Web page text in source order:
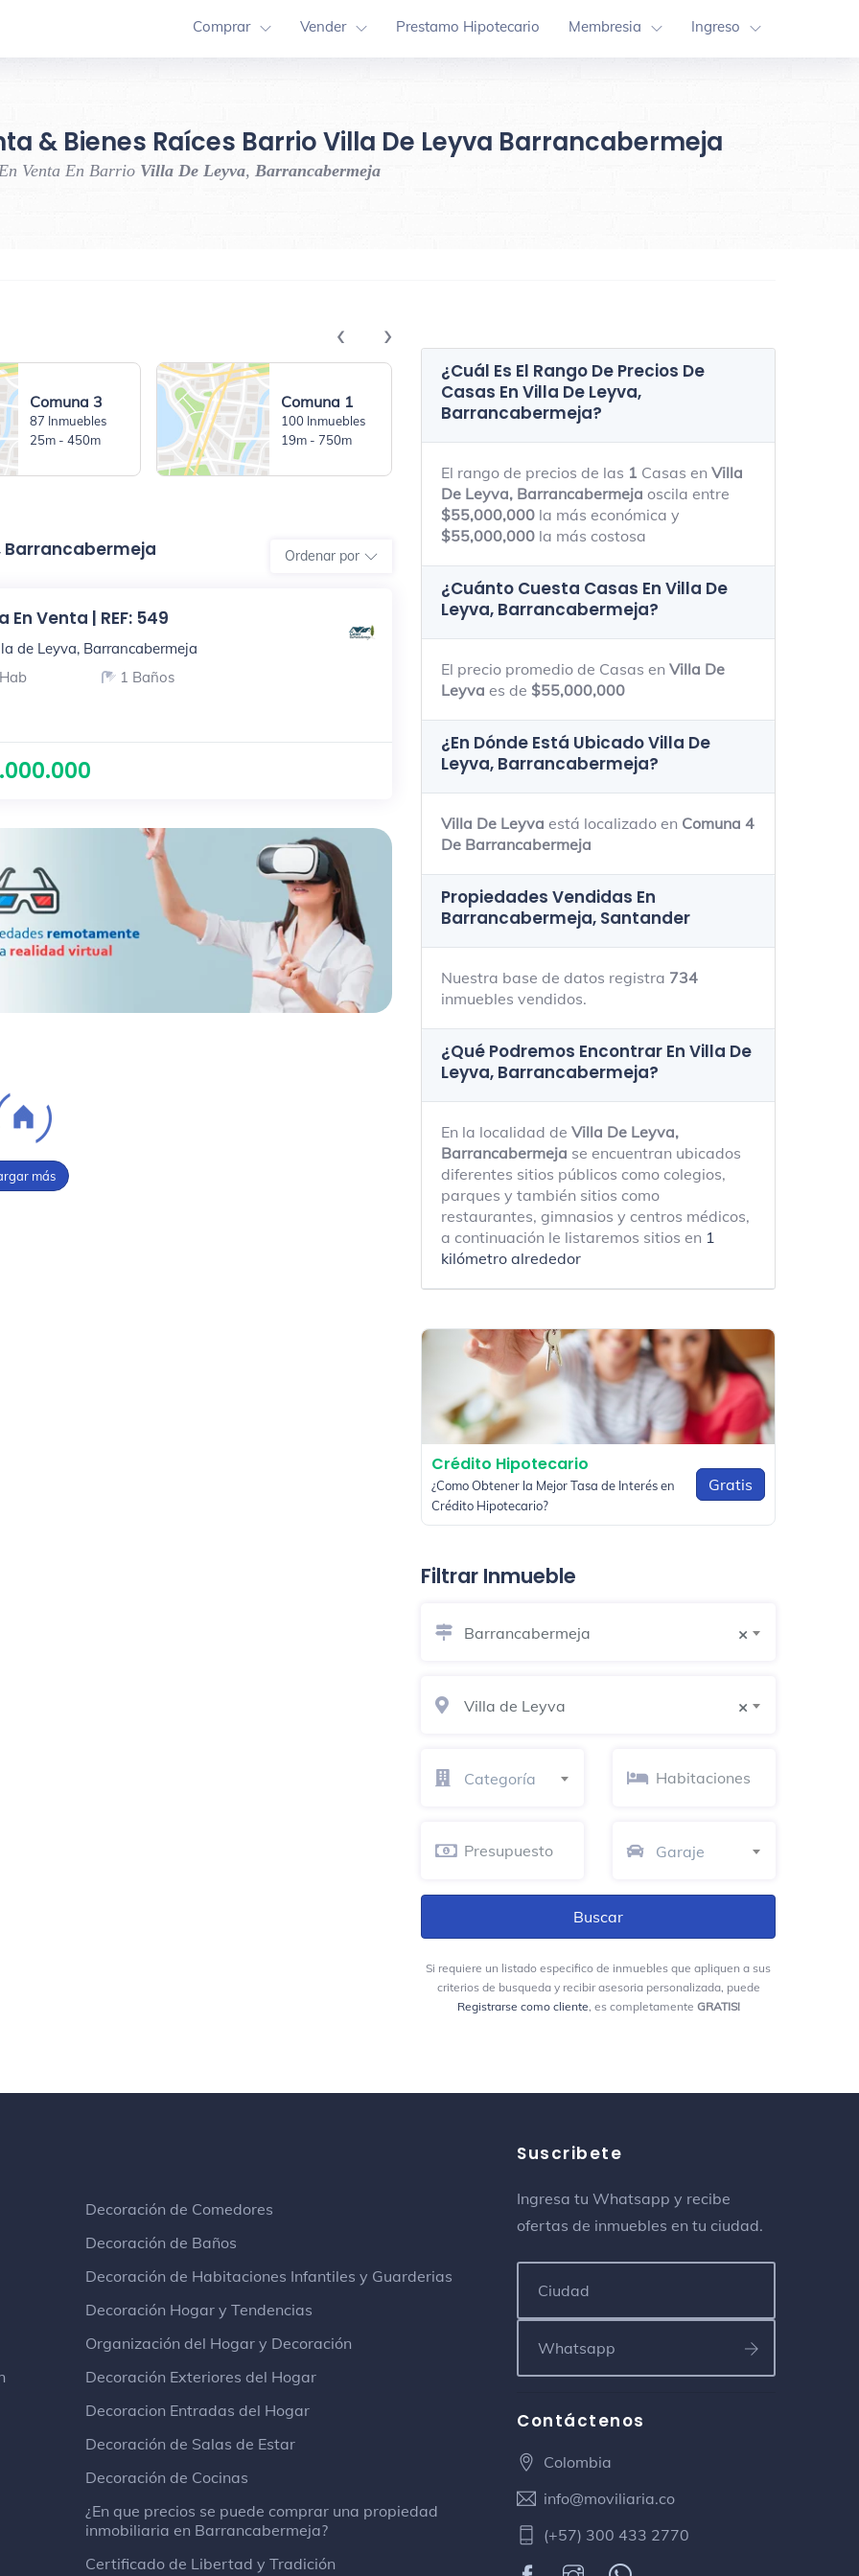
Comprar Vender Prestamo Hipotecario Membresia Ingreso
& Bienes Raíces Barrio Villa De Leyva Barrancabermeja
Venta En Barrio Villa De Leyva, Barrancabermeja
Comuna 3
87 Inmuebles
25m - 450m
Comuna 1
100 Inmuebles
19m - 750m
Comuna 2
87 Inmuebles
90m - 600m
‹ ›
Barrancabermeja Ordenar por
En Venta | REF: 549
de Leyva, Barrancabermeja
1 Baños
más
¿Cuál Es El Rango De Precios De
Casas En Villa De Leyva,
Barrancabermeja?
El rango de precios de las 1 Casas en Villa
De Leyva, Barrancabermeja oscila entre
$55,000,000 la más económica y
$55,000,000 la más costosa
¿Cuánto Cuesta Casas En Villa De
Leyva, Barrancabermeja?
El precio promedio de Casas en Villa De
Leyva es de $55,000,000
¿En Dónde Está UbicadoVilla De
Leyva, Barrancabermeja?
Villa De Leyva está localizado en Comuna 4
De Barrancabermeja
Propiedades Vendidas En
Barrancabermeja, Santander
Nuestra base de datos registra 734
inmuebles vendidos.
¿Qué Podremos Encontrar En Villa De
Leyva, Barrancabermeja?
En la localidad de Villa De Leyva,
Barrancabermeja se encuentran ubicados
diferentes sitios públicos como colegios,
parques y también sitios como
restaurantes, gimnasios y centros médicos,
a continuación le listaremos sitios en 1
kilómetro alrededor
Crédito Hipotecario
¿Como Obtener la Mejor Tasa de Interés en
Crédito Hipotecario?
Gratis
Filtrar Inmueble
×
Barrancabermeja
×
Villa de Leyva
Categoría
Garaje
Si requiere un listado especifico de inmuebles que apliquen a sus
criterios de busqueda y recibir asesoria personalizada, puede
Registrarse como cliente, es completamente GRATIS!
Decoración de Comedores
Decoración de Baños
Decoración de Habitaciones Infantiles y Guarderias
Decoración Hogar y Tendencias
Organización del Hogar y Decoración
Decoración Exteriores del Hogar
Decoracion Entradas del Hogar
Decoración de Salas de Estar
Decoración de Cocinas
¿En que precios se puede comprar una propiedad
inmobiliaria en Barrancabermeja?
Certificado de Libertad y Tradición
Suscribete
Ingresa tu Whatsapp y recibe
ofertas de inmuebles en tu ciudad.
Contáctenos
Colombia
info@moviliaria.co
(+57) 300 433 2770